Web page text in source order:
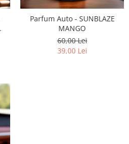
Parfum Auto - SUNBLAZE
MANGO
60,00 Lei
39,00 Lei